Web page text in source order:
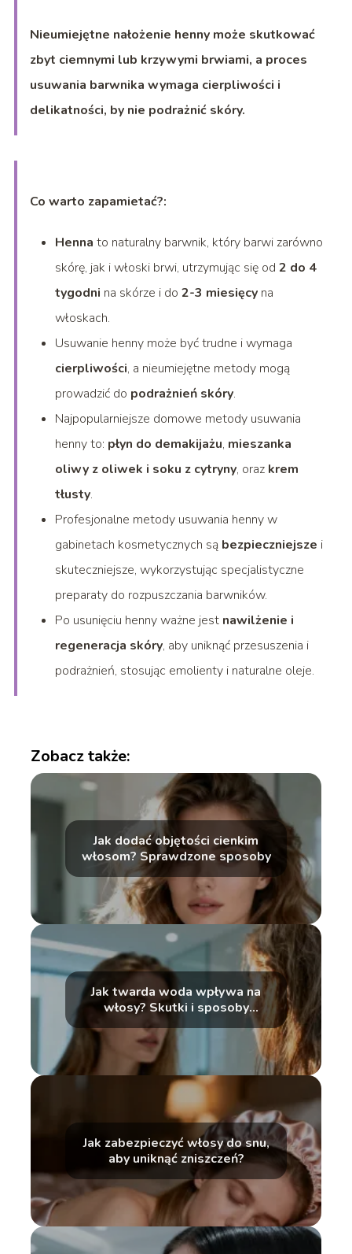
Nieumiejętne nałożenie henny może skutkować
zbyt ciemnymi lub krzywymi brwiami, a proces
usuwania barwnika wymaga cierpliwości i
delikatności, by nie podrażnić skóry.
Co warto zapamietać?:
Henna to naturalny barwnik, który barwi zarówno
skórę, jak i włoski brwi, utrzymując się od 2 do 4
tygodni na skórze i do 2-3 miesięcyna
włoskach.
Usuwanie henny może być trudne i wymaga
cierpliwości, a nieumiejętne metody mogą
prowadzić do podrażnień skóry.
Najpopularniejsze domowe metody usuwania
henny to: płyn do demakijażu, mieszanka
oliwy z oliwek i soku z cytryny, oraz krem
tłusty.
Profesjonalne metody usuwania henny w
gabinetach kosmetycznych są bezpieczniejsze i
skuteczniejsze, wykorzystując specjalistyczne
preparaty do rozpuszczania barwników.
Po usunięciu henny ważne jest nawilżenie i
regeneracja skóry, aby uniknąć przesuszenia i
podrażnień, stosując emolienty i naturalne oleje.
Zobacz także:
Jak dodać objętości cienkim
włosom? Sprawdzone sposoby
Jak twarda woda wpływa na
włosy? Skutki i sposoby
Jak zabezpieczyć włosy do snu,
aby uniknąć zniszczeń?